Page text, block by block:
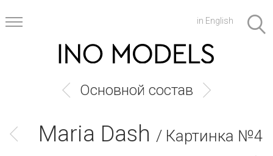
in English
Основной состав
Maria Dash / Картинка №4